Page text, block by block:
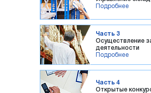
Подробнее
Часть 3
Осуществление
деятельности
Подробнее
Часть 4
Открытые